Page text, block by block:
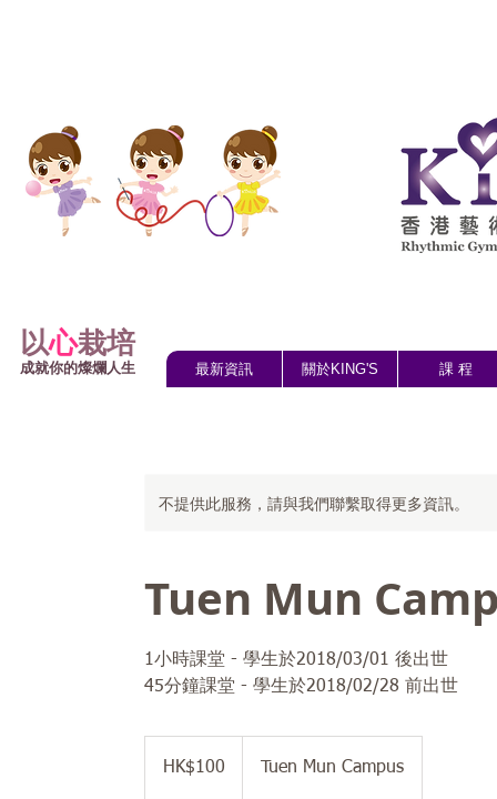
以心栽培
成就你的燦爛人生 最新資訊 關於KING'S 課 程
不提供此服務，請與我們聯繫取得更多資訊。
Tuen Mun
1小時課堂 - 學生於2018/03/01 後出世
45分鐘課堂 - 學生於2018/02/28 前出世
HK$100 Tuen Mun Campus